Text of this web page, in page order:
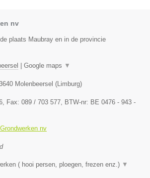
nv
plaats Maubray en in de provincie
| Google maps ▼
Molenbeersel (Limburg)
, Fax: 089 / 703 577 , BTW-nr: BE 0476 - 943 -
nv
( hooi persen, ploegen, frezen enz.) ▼